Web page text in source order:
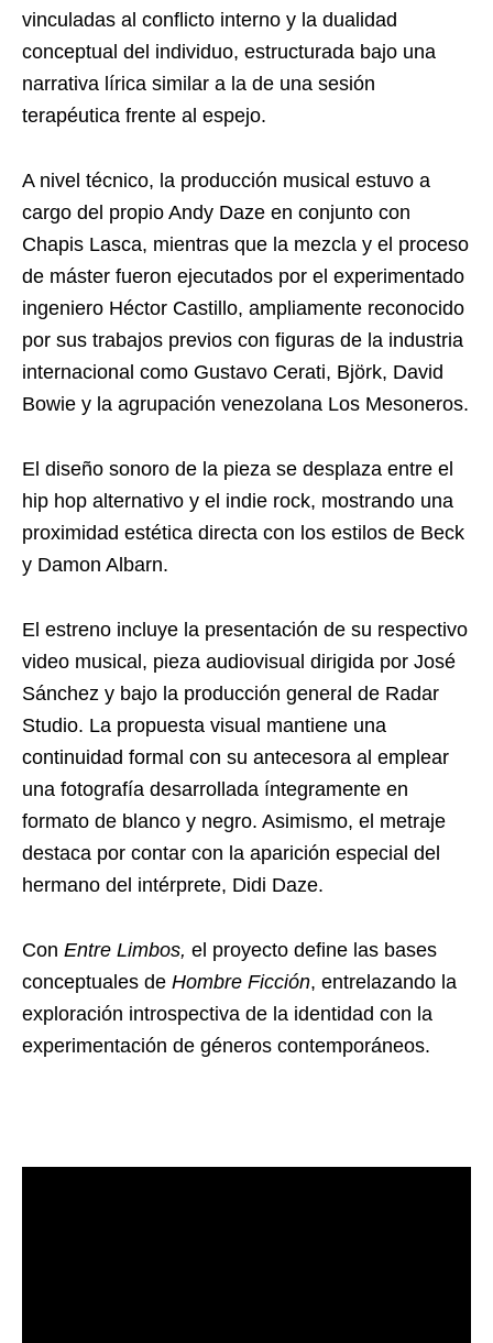
vinculadas al conflicto interno y la dualidad
conceptual del individuo, estructurada bajo una
narrativa lírica similar a la de una sesión
terapéutica frente al espejo.
A nivel técnico, la producción musical estuvo a
cargo del propio Andy Daze en conjunto con
Chapis Lasca, mientras que la mezcla y el proceso
de máster fueron ejecutados por el experimentado
ingeniero Héctor Castillo, ampliamente reconocido
por sus trabajos previos con figuras de la industria
internacional como Gustavo Cerati, Björk, David
Bowie y la agrupación venezolana Los Mesoneros.
El diseño sonoro de la pieza se desplaza entre el
hip hop alternativo y el indie rock, mostrando una
proximidad estética directa con los estilos de Beck
y Damon Albarn.
El estreno incluye la presentación de su respectivo
video musical, pieza audiovisual dirigida por José
Sánchez y bajo la producción general de Radar
Studio. La propuesta visual mantiene una
continuidad formal con su antecesora al emplear
una fotografía desarrollada íntegramente en
formato de blanco y negro. Asimismo, el metraje
destaca por contar con la aparición especial del
hermano del intérprete, Didi Daze.
Con Entre Limbos, el proyecto define las bases
conceptuales de Hombre Ficción, entrelazando la
exploración introspectiva de la identidad con la
experimentación de géneros contemporáneos.